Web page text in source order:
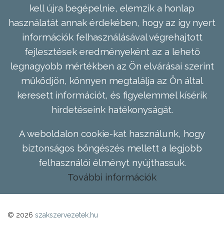
kell újra begépelnie, elemzik a honlap
használatát annak érdekében, hogy az így nyert
információk felhasználásával végrehajtott
fejlesztések eredményeként az a lehető
legnagyobb mértékben az Ön elvárásai szerint
működjön, könnyen megtalálja az Ön által
keresett információt, és figyelemmel kísérik
hirdetéseink hatékonyságát.
A weboldalon cookie-kat használunk, hogy
biztonságos böngészés mellett a legjobb
felhasználói élményt nyújthassuk.
További információk
© 2026 szakszervezetek.hu